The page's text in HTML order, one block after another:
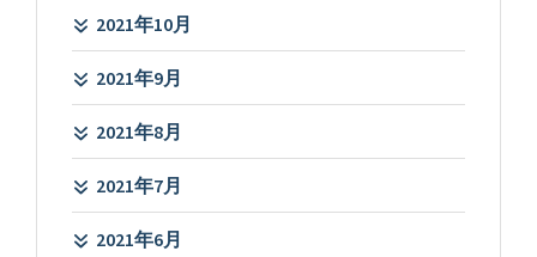
2021年10月
2021年9月
2021年8月
2021年7月
2021年6月